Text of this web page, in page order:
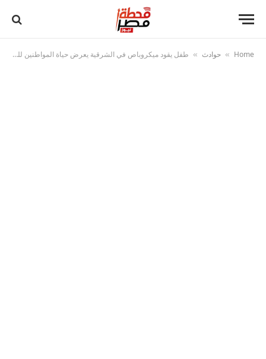
Home
» حوادث » طفل يقود ميكروباص في الشرقية يعرض حياة المواطنين للخطر.. وضبط والده بعد تداول فيديو صادم